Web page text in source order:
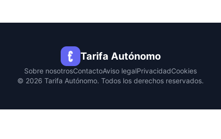
Tarifa Autónomo
Sobre nosotrosContactoAviso legalPrivacidadCookies
© 2026 Tarifa Autónomo. Todos los derechos reservados.